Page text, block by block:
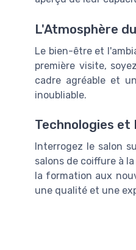
L'Atmosphère
Le bien-être et
première visite,
cadre agréable et
inoubliable.
Technologies et
Interrogez le salon
salons de coiffure à
la formation aux
une qualité et une